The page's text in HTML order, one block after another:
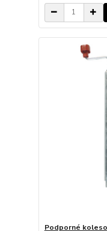
Podporné